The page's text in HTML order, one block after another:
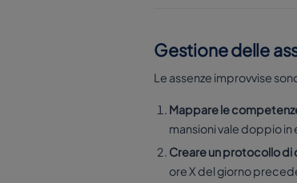
Gestione delle
Le assenze improvvise
Mappare le
mansioni vale doppio in
Creare un protocollo di
ore X del giorno